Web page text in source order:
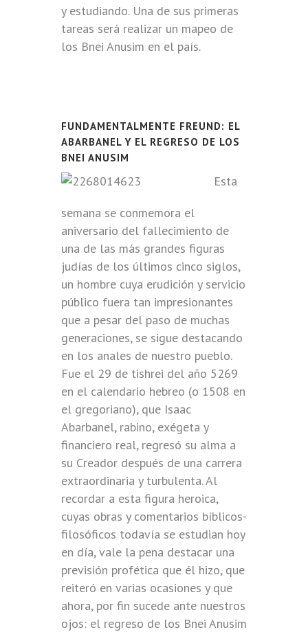
y estudiando. Una de sus primeras
tareas será realizar un mapeo de
los Bnei Anusim en el país.
FUNDAMENTALMENTE FREUND: EL
ABARBANEL Y EL REGRESO DE LOS
BNEI ANUSIM
Esta
semana se conmemora el
aniversario del fallecimiento de
una de las más grandes figuras
judías de los últimos cinco siglos,
un hombre cuya erudición y servicio
público fuera tan impresionantes
que a pesar del paso de muchas
generaciones, se sigue destacando
en los anales de nuestro pueblo.
Fue el 29 de tishrei del año 5269
en el calendario hebreo (o 1508 en
el gregoriano), que Isaac
Abarbanel, rabino, exégeta y
financiero real, regresó su alma a
su Creador después de una carrera
extraordinaria y turbulenta. Al
recordar a esta figura heroica,
cuyas obras y comentarios bíblicos-
filosóficos todavía se estudian hoy
en día, vale la pena destacar una
previsión profética que él hizo, que
reiteró en varias ocasiones y que
ahora, por fin sucede ante nuestros
ojos: el regreso de los Bnei Anusim